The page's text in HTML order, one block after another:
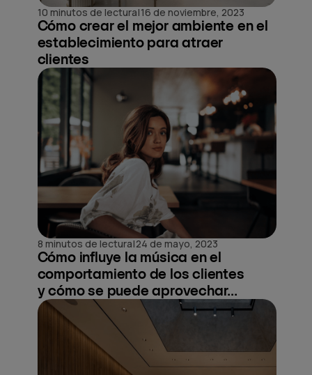
10 minutos de lectura|16 de noviembre, 2023
Cómo crear el mejor ambiente en el
establecimiento para atraer
clientes
8 minutos de lectura|24 de mayo, 2023
Cómo influye la música en el
comportamiento de los clientes
y cómo se puede aprovechar...